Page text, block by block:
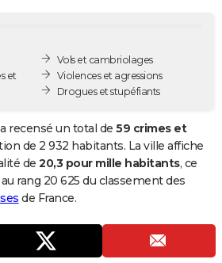
et
Vols et cambriolages
Violences et agressions
Drogues et stupéfiants
recensé un total de 59 crimes et
de 2 932 habitants. La ville affiche
de 20,3 pour mille habitants, ce
rang 20 625 du classement des
de France.